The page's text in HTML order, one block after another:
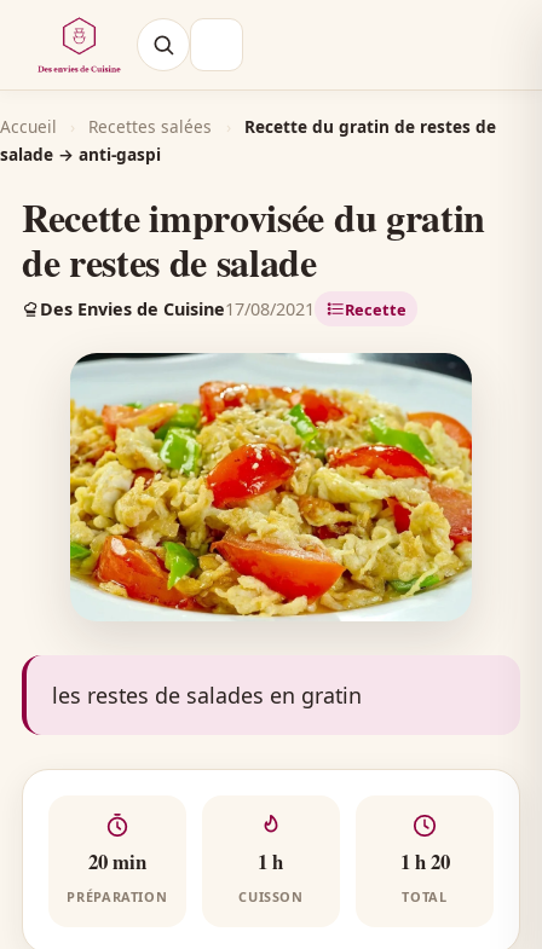
Accueil › Recettes salées ›
Recette du gratin de restes de
salade → anti-gaspi
Recette improvisée du gratin
de restes de salade
Des Envies de Cuisine17/08/2021 Recette
les restes de salades en gratin
20 min
PRÉPARATION
1 h
CUISSON
1 h 20
TOTAL